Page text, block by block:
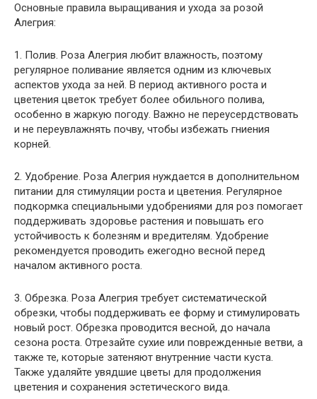
Основные правила выращивания и ухода за розой
Алегрия:
1. Полив. Роза Алегрия любит влажность, поэтому
регулярное поливание является одним из ключевых
аспектов ухода за ней. В период активного роста и
цветения цветок требует более обильного полива,
особенно в жаркую погоду. Важно не переусердствовать
и не переувлажнять почву, чтобы избежать гниения
корней.
2. Удобрение. Роза Алегрия нуждается в дополнительном
питании для стимуляции роста и цветения. Регулярное
подкормка специальными удобрениями для роз помогает
поддерживать здоровье растения и повышать его
устойчивость к болезням и вредителям. Удобрение
рекомендуется проводить ежегодно весной перед
началом активного роста.
3. Обрезка. Роза Алегрия требует систематической
обрезки, чтобы поддерживать ее форму и стимулировать
новый рост. Обрезка проводится весной, до начала
сезона роста. Отрезайте сухие или поврежденные ветви, а
также те, которые затеняют внутренние части куста.
Также удаляйте увядшие цветы для продолжения
цветения и сохранения эстетического вида.